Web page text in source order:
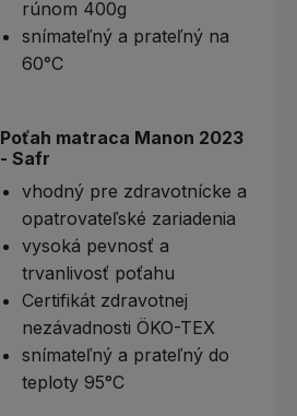
rúnom 400g
snímateľný a prateľný na
60°C
Poťah matraca Manon 2023
- Safr
vhodný pre zdravotnícke a
opatrovateľské zariadenia
vysoká pevnosť a
trvanlivosť poťahu
Certifikát zdravotnej
nezávadnosti ÖKO-TEX
snímateľný a prateľný do
teploty 95°C